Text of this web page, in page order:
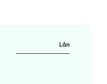
Lån